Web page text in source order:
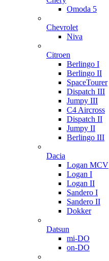
Omoda 5
Chevrolet
Niva
Citroen
Berlingo I
Berlingo II
SpaceTourer
Dispatch III
Jumpy III
C4 Aircross
Dispatch II
Jumpy II
Berlingo III
Dacia
Logan MCV
Logan I
Logan II
Sandero I
Sandero II
Dokker
Datsun
mi-DO
on-DO